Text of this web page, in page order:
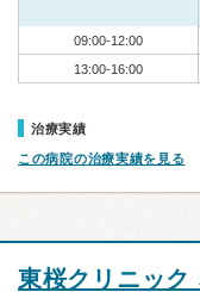
09:00-12:00
13:00-16:00
治療実績
この病院の治療実績を見る
東桜クリニック